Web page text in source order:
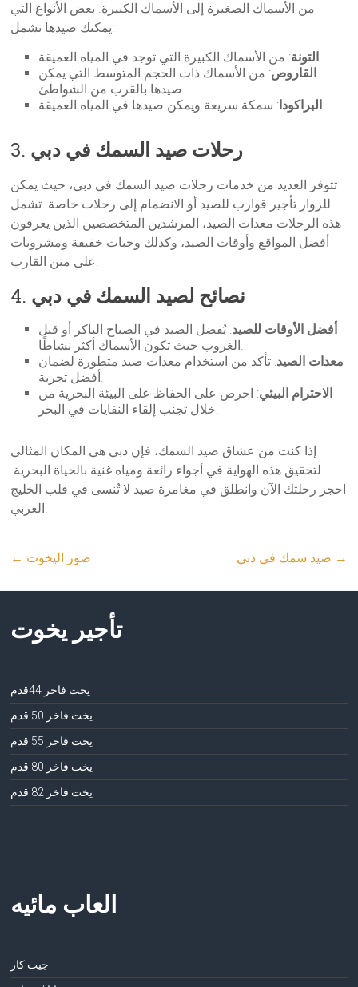
من الأسماك الصغيرة إلى الأسماك الكبيرة. بعض الأنواع التي
يمكنك صيدها تشمل:
التونة: من الأسماك الكبيرة التي توجد في المياه العميقة.
القاروص: من الأسماك ذات الحجم المتوسط التي يمكن
صيدها بالقرب من الشواطئ.
البراكودا: سمكة سريعة ويمكن صيدها في المياه العميقة.
3. رحلات صيد السمك في دبي
تتوفر العديد من خدمات رحلات صيد السمك في دبي، حيث يمكن
للزوار تأجير قوارب للصيد أو الانضمام إلى رحلات خاصة. تشمل
هذه الرحلات معدات الصيد، المرشدين المتخصصين الذين يعرفون
أفضل المواقع وأوقات الصيد، وكذلك وجبات خفيفة ومشروبات
على متن القارب.
4. نصائح لصيد السمك في دبي
أفضل الأوقات للصيد: يُفضل الصيد في الصباح الباكر أو قبل
الغروب حيث تكون الأسماك أكثر نشاطًا.
معدات الصيد: تأكد من استخدام معدات صيد متطورة لضمان
أفضل تجربة.
الاحترام البيئي: احرص على الحفاظ على البيئة البحرية من
خلال تجنب إلقاء النفايات في البحر.
إذا كنت من عشاق صيد السمك، فإن دبي هي المكان المثالي
لتحقيق هذه الهواية في أجواء رائعة ومياه غنية بالحياة البحرية.
احجز رحلتك الآن وانطلق في مغامرة صيد لا تُنسى في قلب الخليج
العربي.
← صور اليخوت →
تأجير يخوت
يخت فاخر 44قدم
يخت فاخر 50 قدم
يخت فاخر 55 قدم
يخت فاخر 80 قدم
يخت فاخر 82 قدم
العاب مائيه
جيت كار